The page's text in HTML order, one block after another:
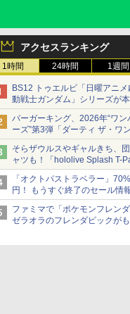
アクセスランキング
1時間 24時間 1週間
BS12 トゥエルビ「日曜アニ
動戦士ガンダム」シリーズが
週連続で放送
初回は「機動戦士ガンダム【
版】」
バーガーキング、2026年“ワン
ーズ”第3弾「ダーティ ザ・ワ
8月7日発売
「特製ガーリックマヨソース
型チーズバーガー
そらザウルスやギャルきち、
ャツも！「hololive Splash T-
ラインナップ公開＆オンライ
「オクトパストラベラー」
円！ もうすぐ終了のセール情
更新】
ニンテンドーeショップでは「
67%オフで990円
ファミマで「ポケモンフレン
ゼラオラのフレンダピックが